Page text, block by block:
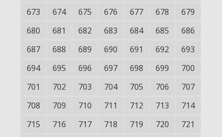
673
674 675 676 677 678
679
680
681 682 683 684 685
686
687
688 689 690 691 692
693
694
695 696 697 698 699
700
701
702 703 704 705 706
707
708
709 710 711 712 713
714
715
716 717 718 719 720
721